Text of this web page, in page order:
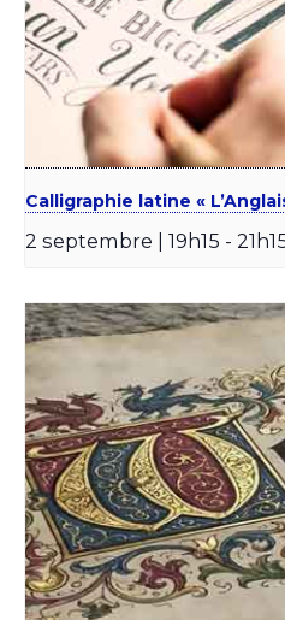
Calligraphie latine «
2 septembre | 19h15 -